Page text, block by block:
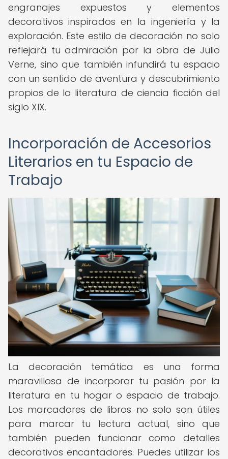
engranajes expuestos y elementos
decorativos inspirados en la ingeniería y la
exploración. Este estilo de decoración no solo
reflejará tu admiración por la obra de Julio
Verne, sino que también infundirá tu espacio
con un sentido de aventura y descubrimiento
propios de la literatura de ciencia ficción del
siglo XIX.
Incorporación de Accesorios
Literarios en tu Espacio de
Trabajo
La decoración temática es una forma
maravillosa de incorporar tu pasión por la
literatura en tu hogar o espacio de trabajo.
Los marcadores de libros no solo son útiles
para marcar tu lectura actual, sino que
también pueden funcionar como detalles
decorativos encantadores. Puedes utilizar los